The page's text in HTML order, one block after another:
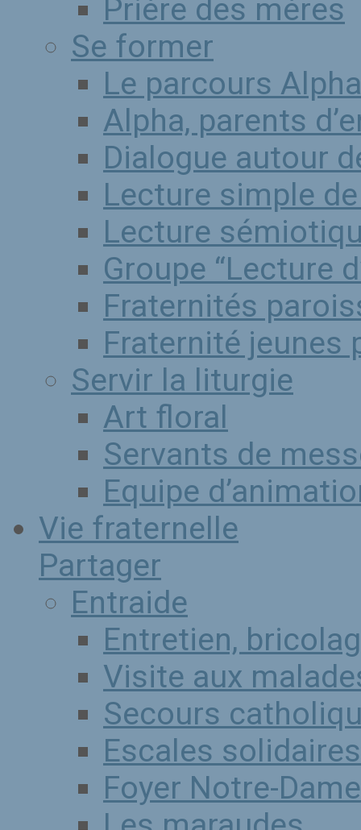
Prière des mères
Se former
Le parcours Alpha
Alpha, parents
Dialogue autour
Lecture simple
Lecture
Groupe “Lecture
Fraternités
Fraternité jeunes
Servir la liturgie
Art floral
Servants de
Equipe
Vie fraternelle
Partager
Entraide
Entretien,
Visite aux
Secours
Escales solidaires
Foyer Notre-